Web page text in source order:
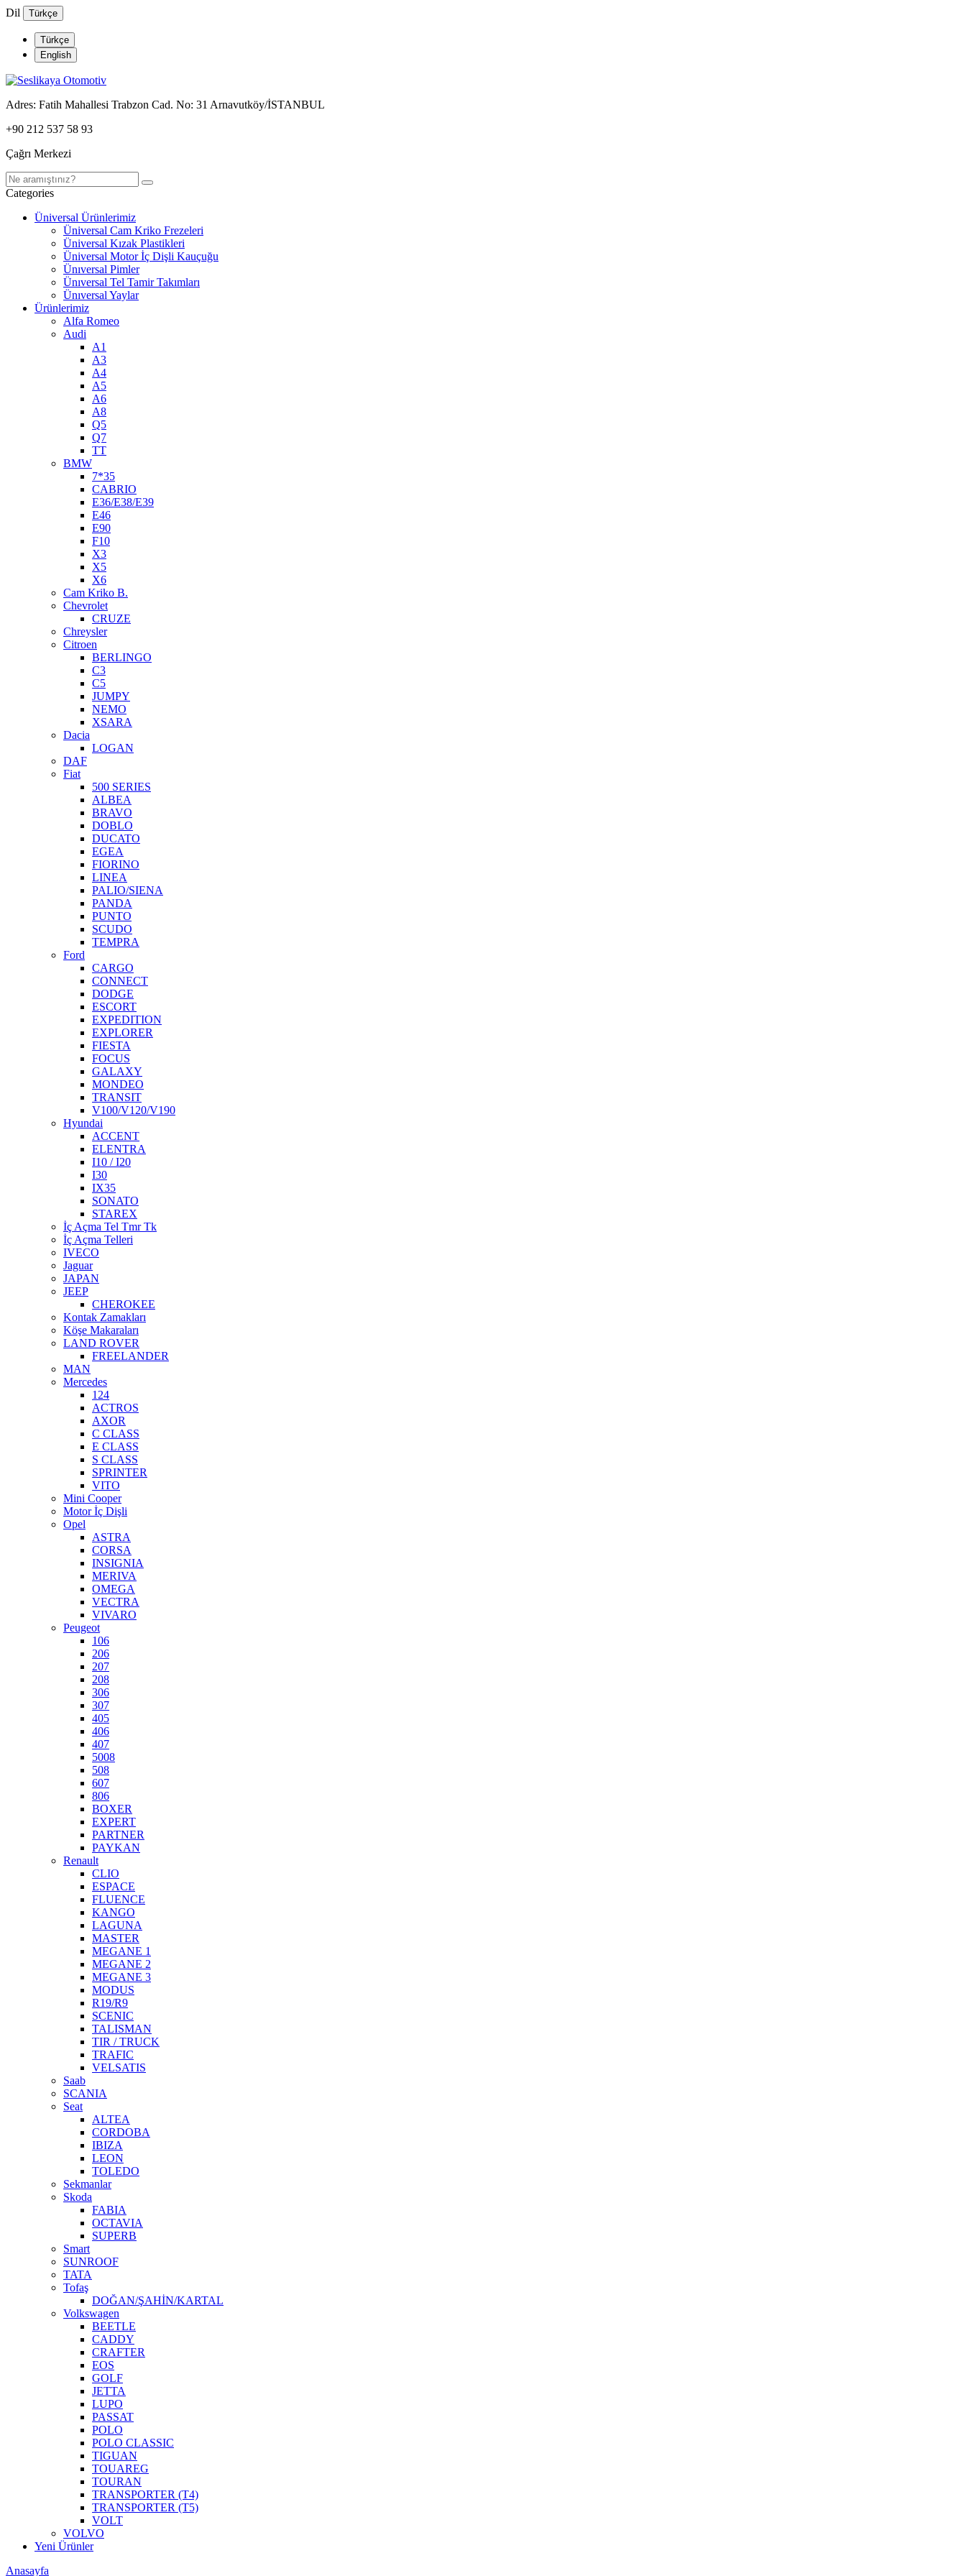
Dil Türkçe
Türkçe
English
Adres: Fatih Mahallesi Trabzon Cad. No: 31 Arnavutköy/İSTANBUL
+90 212 537 58 93
Çağrı Merkezi
Categories
Üniversal Ürünlerimiz
Üniversal Cam Kriko Frezeleri
Üniversal Kızak Plastikleri
Üniversal Motor İç Dişli Kauçuğu
Ünıversal Pimler
Ünıversal Tel Tamir Takımları
Ünıversal Yaylar
Ürünlerimiz
Alfa Romeo
Audi
A1
A3
A4
A5
A6
A8
Q5
Q7
TT
BMW
7*35
CABRIO
E36/E38/E39
E46
E90
F10
X3
X5
X6
Cam Kriko B.
Chevrolet
CRUZE
Chreysler
Citroen
BERLINGO
C3
C5
JUMPY
NEMO
XSARA
Dacia
LOGAN
DAF
Fiat
500 SERIES
ALBEA
BRAVO
DOBLO
DUCATO
EGEA
FIORINO
LINEA
PALIO/SIENA
PANDA
PUNTO
SCUDO
TEMPRA
Ford
CARGO
CONNECT
DODGE
ESCORT
EXPEDITION
EXPLORER
FIESTA
FOCUS
GALAXY
MONDEO
TRANSIT
V100/V120/V190
Hyundai
ACCENT
ELENTRA
I10 / I20
I30
IX35
SONATO
STAREX
İç Açma Tel Tmr Tk
İç Açma Telleri
IVECO
Jaguar
JAPAN
JEEP
CHEROKEE
Kontak Zamakları
Köşe Makaraları
LAND ROVER
FREELANDER
MAN
Mercedes
124
ACTROS
AXOR
C CLASS
E CLASS
S CLASS
SPRINTER
VITO
Mini Cooper
Motor İç Dişli
Opel
ASTRA
CORSA
INSIGNIA
MERIVA
OMEGA
VECTRA
VIVARO
Peugeot
106
206
207
208
306
307
405
406
407
5008
508
607
806
BOXER
EXPERT
PARTNER
PAYKAN
Renault
CLIO
ESPACE
FLUENCE
KANGO
LAGUNA
MASTER
MEGANE 1
MEGANE 2
MEGANE 3
MODUS
R19/R9
SCENIC
TALISMAN
TIR / TRUCK
TRAFIC
VELSATIS
Saab
SCANIA
Seat
ALTEA
CORDOBA
IBIZA
LEON
TOLEDO
Sekmanlar
Skoda
FABIA
OCTAVIA
SUPERB
Smart
SUNROOF
TATA
Tofaş
DOĞAN/ŞAHİN/KARTAL
Volkswagen
BEETLE
CADDY
CRAFTER
EOS
GOLF
JETTA
LUPO
PASSAT
POLO
POLO CLASSIC
TIGUAN
TOUAREG
TOURAN
TRANSPORTER (T4)
TRANSPORTER (T5)
VOLT
VOLVO
Yeni Ürünler
Anasayfa